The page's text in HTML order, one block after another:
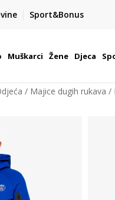
Sport&Bonus
BOX NOW
od 800 paketomata u Hrvatskoj
Muškarci Žene Djeca
Majice dugih rukava